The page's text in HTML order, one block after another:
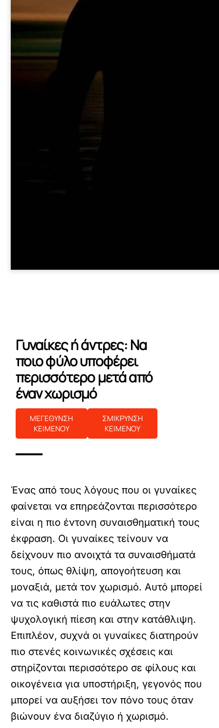
Γυναίκες ή άντρες: Να
ποιο φύλο υποφέρει
περισσότερο μετά από
έναν χωρισμό
ΜΕΓΕΘΥΝΣΗ
ΚΕΙΜΕΝΟΥ
ΣΜΙΚΡΥΝΣΗ
ΚΕΙΜΕΝΟΥ
Ένας από τους λόγους που οι γυναίκες
φαίνεται να επηρεάζονται περισσότερο
είναι η πιο έντονη συναισθηματική τους
έκφραση. Οι γυναίκες τείνουν να
δείχνουν πιο ανοιχτά τα συναισθήματά
τους, όπως θλίψη, απογοήτευση και
μοναξιά, μετά τον χωρισμό. Αυτό μπορεί
να τις καθιστά πιο ευάλωτες στην
ψυχολογική πίεση και στην κατάθλιψη.
Επιπλέον, συχνά οι γυναίκες διατηρούν
πιο στενές κοινωνικές σχέσεις και
στηρίζονται περισσότερο σε φίλους και
οικογένεια για υποστήριξη, γεγονός που
μπορεί να αυξήσει τον πόνο τους όταν
βιώνουν ένα διαζύγιο ή χωρισμό.